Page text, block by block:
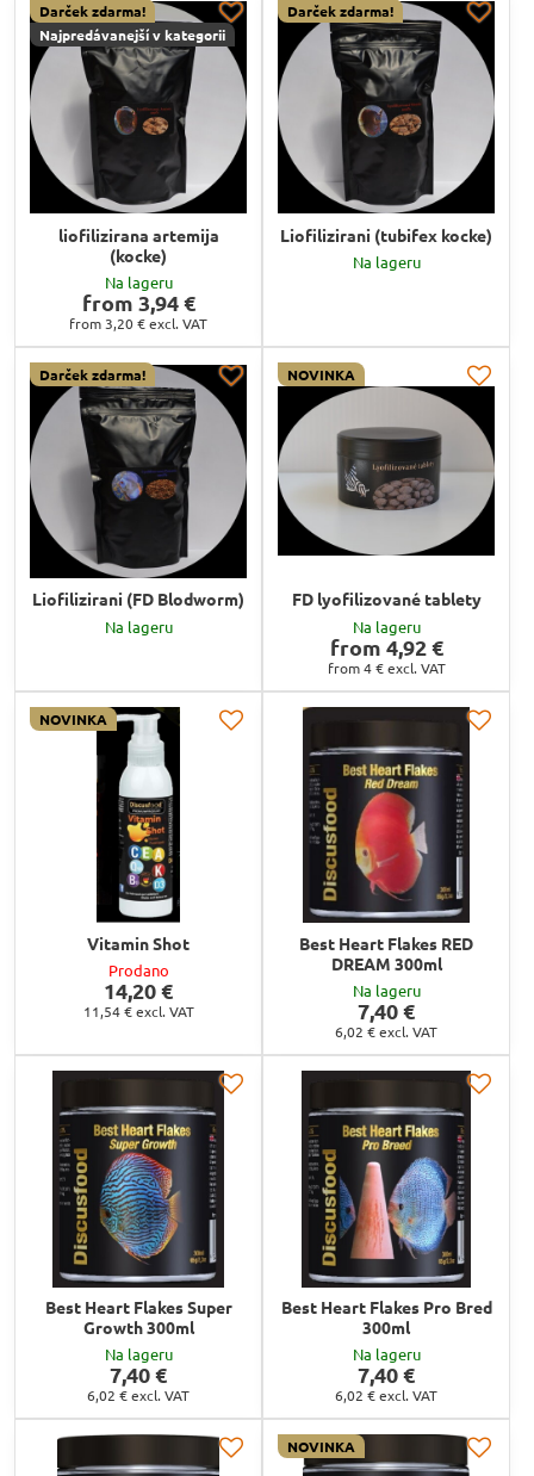
Darček zdarma!
Najpredávanejší v kategorii
liofilizirana artemija
(kocke)
Na lageru
from 3,94 €
from 3,20 €excl. VAT
Darček zdarma!
Liofilizirani (tubifex kocke)
Na lageru
Darček zdarma!
Liofilizirani (FD Blodworm)
Na lageru
NOVINKA
FD lyofilizované tablety
Na lageru
from 4,92 €
from 4 €excl. VAT
NOVINKA
Vitamin Shot
Prodano
14,20 €
11,54 €excl. VAT
Best Heart Flakes RED
DREAM 300ml
Na lageru
7,40 €
6,02 €excl. VAT
Best Heart Flakes Super
Growth 300ml
Na lageru
7,40 €
6,02 €excl. VAT
Best Heart Flakes Pro Bred
300ml
Na lageru
7,40 €
6,02 €excl. VAT
NOVINKA